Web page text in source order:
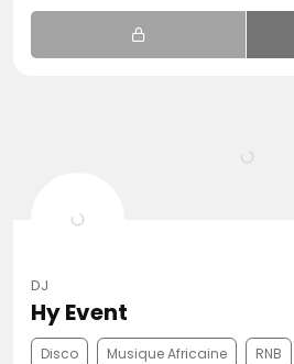
DJ
Hy Event
Disco Musique Africaine RNB